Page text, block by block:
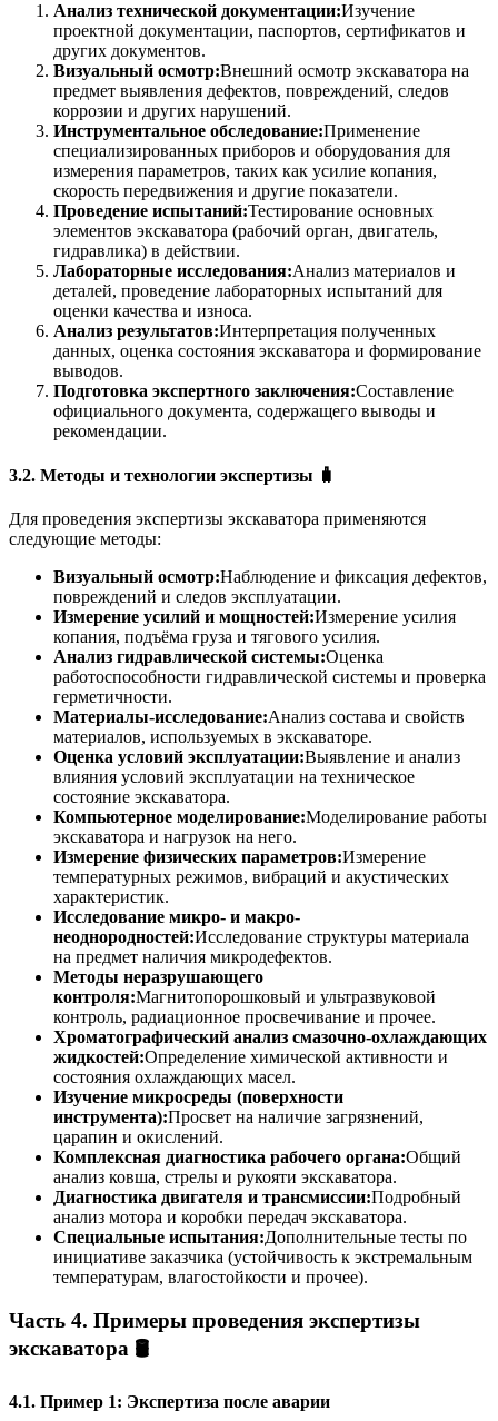
Анализ технической документации:Изучение
проектной документации, паспортов, сертификатов и
других документов.
Визуальный осмотр:Внешний осмотр экскаватора на
предмет выявления дефектов, повреждений, следов
коррозии и других нарушений.
Инструментальное обследование:Применение
специализированных приборов и оборудования для
измерения параметров, таких как усилие копания,
скорость передвижения и другие показатели.
Проведение испытаний:Тестирование основных
элементов экскаватора (рабочий орган, двигатель,
гидравлика) в действии.
Лабораторные исследования:Анализ материалов и
деталей, проведение лабораторных испытаний для
оценки качества и износа.
Анализ результатов:Интерпретация полученных
данных, оценка состояния экскаватора и формирование
выводов.
Подготовка экспертного заключения:Составление
официального документа, содержащего выводы и
рекомендации.
3.2. Методы и технологии экспертизы 🧳
Для проведения экспертизы экскаватора применяются
следующие методы:
Визуальный осмотр:Наблюдение и фиксация дефектов,
повреждений и следов эксплуатации.
Измерение усилий и мощностей:Измерение усилия
копания, подъёма груза и тягового усилия.
Анализ гидравлической системы:Оценка
работоспособности гидравлической системы и проверка
герметичности.
Материалы-исследование:Анализ состава и свойств
материалов, используемых в экскаваторе.
Оценка условий эксплуатации:Выявление и анализ
влияния условий эксплуатации на техническое
состояние экскаватора.
Компьютерное моделирование:Моделирование работы
экскаватора и нагрузок на него.
Измерение физических параметров:Измерение
температурных режимов, вибраций и акустических
характеристик.
Исследование микро- и макро-
неоднородностей:Исследование структуры материала
на предмет наличия микродефектов.
Методы неразрушающего
контроля:Магнитопорошковый и ультразвуковой
контроль, радиационное просвечивание и прочее.
Хроматографический анализ смазочно-охлаждающих
жидкостей:Определение химической активности и
состояния охлаждающих масел.
Изучение микросреды (поверхности
инструмента):Просвет на наличие загрязнений,
царапин и окислений.
Комплексная диагностика рабочего органа:Общий
анализ ковша, стрелы и рукояти экскаватора.
Диагностика двигателя и трансмиссии:Подробный
анализ мотора и коробки передач экскаватора.
Специальные испытания:Дополнительные тесты по
инициативе заказчика (устойчивость к экстремальным
температурам, влагостойкости и прочее).
Часть 4. Примеры проведения экспертизы
экскаватора 🛢️
4.1. Пример 1: Экспертиза после аварии